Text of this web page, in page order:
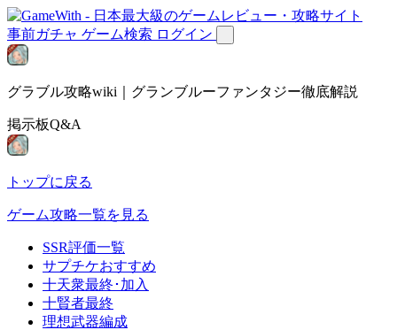
事前ガチャ ゲーム検索 ログイン
グラブル攻略wiki｜グランブルーファンタジー徹底解説
掲示板Q&A
トップに戻る
ゲーム攻略一覧を見る
SSR評価一覧
サプチケおすすめ
十天衆最終･加入
十賢者最終
理想武器編成